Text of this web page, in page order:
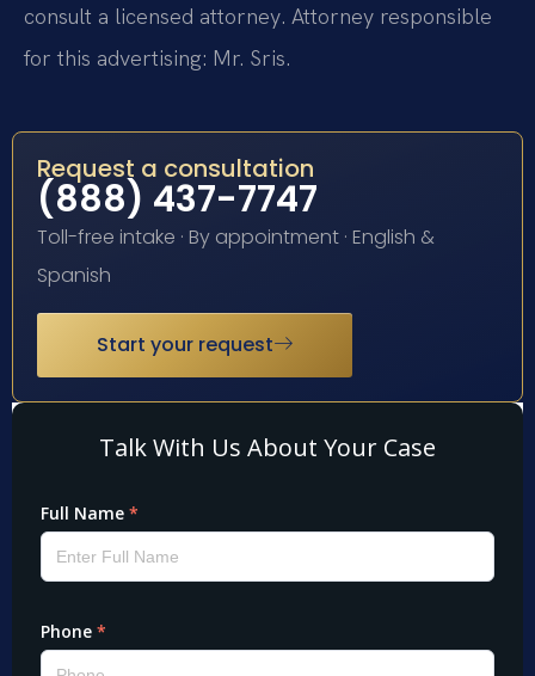
consult a licensed attorney. Attorney responsible
for this advertising: Mr. Sris.
Request a consultation
(888) 437-7747
Toll-free intake · By appointment · English &
Spanish
Start your request